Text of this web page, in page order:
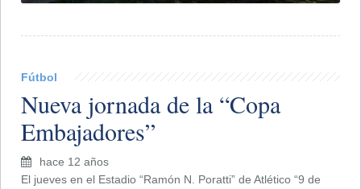
Fútbol
Nueva jornada de la “Copa
Embajadores”
hace 12 años
El jueves en el Estadio “Ramón N. Poratti” de Atlético “9 de